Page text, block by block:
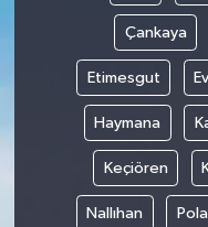
Çankaya
Etimesgut
Haymana
Keçiören
Nallıhan